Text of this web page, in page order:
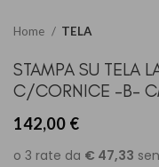
Home TELA
STAMPA SU TELA
C/CORNICE -B-
142,00 €